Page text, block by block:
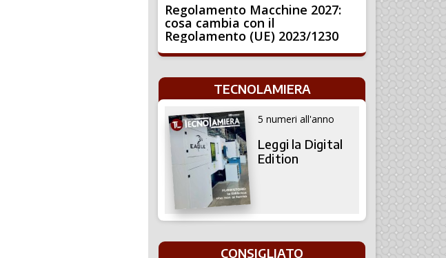
Regolamento Macchine 2027:
cosa cambia con il
Regolamento (UE) 2023/1230
TECNOLAMIERA
5 numeri all'anno
Leggi la Digital
Edition
CONSIGLIATO